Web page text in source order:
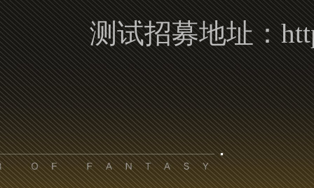
测试招募地址：